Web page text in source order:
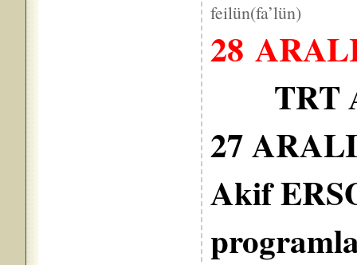
feilün(fa’lün)
28
TRT
27
Akif